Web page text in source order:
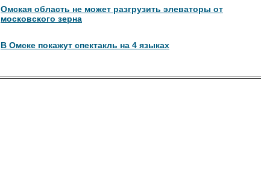
Омская область не может разгрузить элеваторы от
московского зерна
В Омске покажут спектакль на 4 языках